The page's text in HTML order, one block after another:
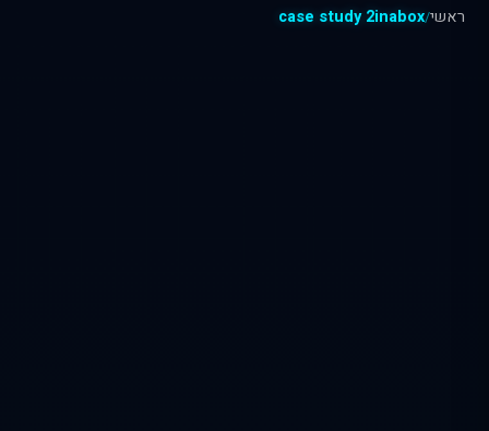
ראשי/
case study 2inabox